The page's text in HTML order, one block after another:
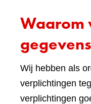
Waarom
Wij hebben als
verplichtingen
verplichtingen